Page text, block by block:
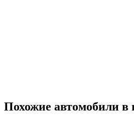
Похожие автомобили в